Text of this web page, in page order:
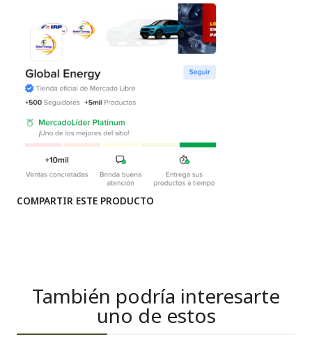
COMPARTIR ESTE PRODUCTO
También podría interesarte
uno de estos